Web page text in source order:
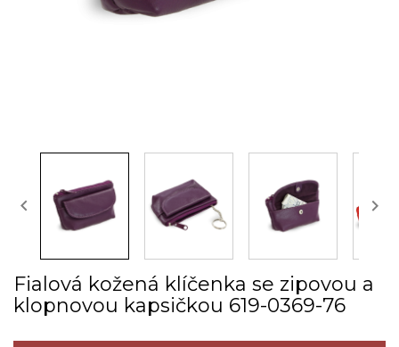
 
Fialová kožená klíčenka se zipovou a
klopnovou kapsičkou 619­-0369­-76